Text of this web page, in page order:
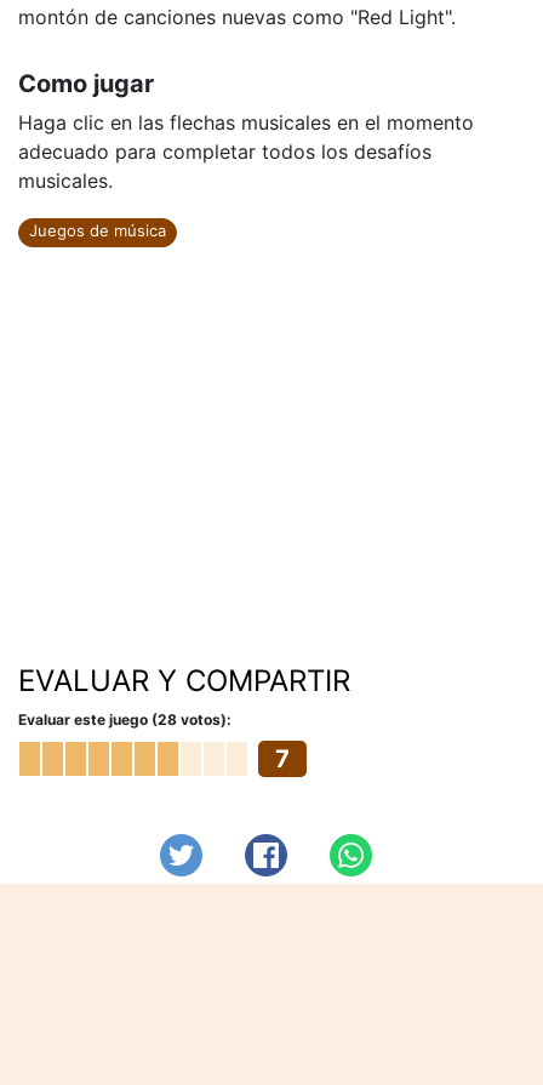
montón de canciones nuevas como "Red Light".
Como jugar
Haga clic en las flechas musicales en el momento
adecuado para completar todos los desafíos
musicales.
Juegos de música
EVALUAR Y COMPARTIR
Evaluar este juego (28 votos):
7